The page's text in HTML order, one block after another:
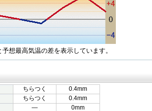
想最高気温の差を表示しています。
ちらつく
0.4mm
ちらつく
0.4mm
―
0mm